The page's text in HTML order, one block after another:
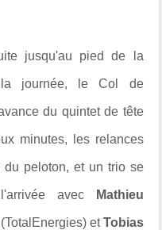
jusqu'au pied de la
la journée, le Col de
du quintet de tête
minutes, les relances
peloton, et un trio se
avec Mathieu
(TotalEnergies) etTobias